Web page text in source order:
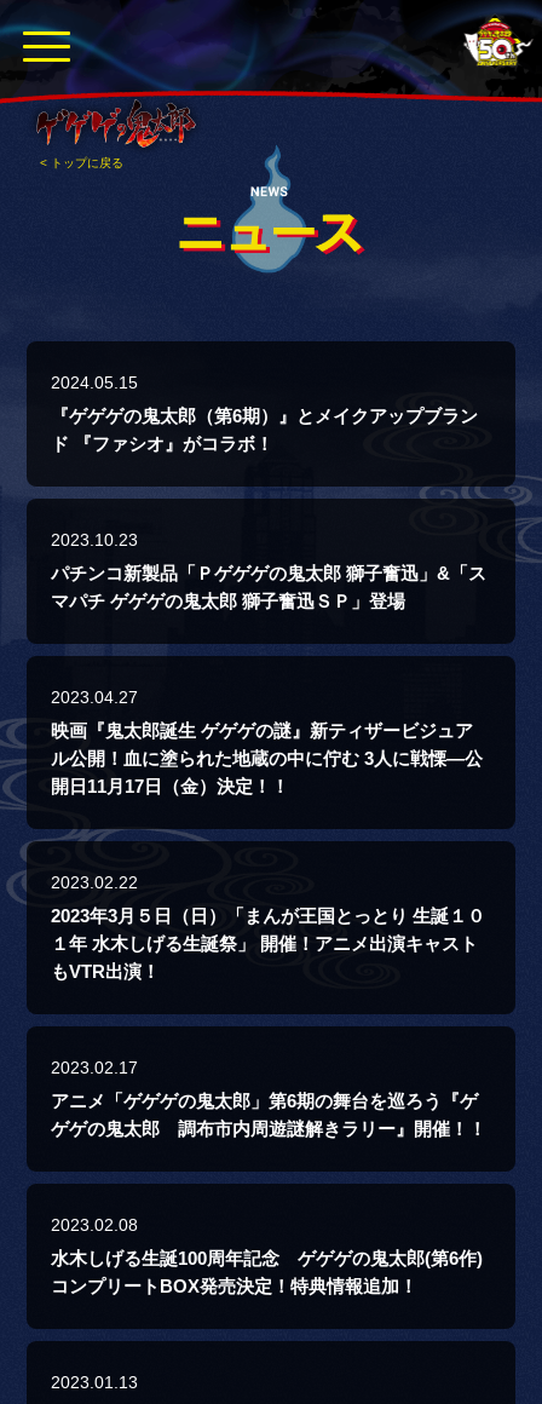
< トップに戻る
2024.05.15
『ゲゲゲの鬼太郎（第6期）』とメイクアップブラン
ド 『ファシオ』がコラボ！
2023.10.23
パチンコ新製品「Ｐゲゲゲの鬼太郎 獅子奮迅」&「ス
マパチ ゲゲゲの鬼太郎 獅子奮迅ＳＰ」登場
2023.04.27
映画『鬼太郎誕生 ゲゲゲの謎』新ティザービジュア
ル公開！血に塗られた地蔵の中に佇む 3人に戦慄―公
開日11月17日（金）決定！！
2023.02.22
2023年3月５日（日）「まんが王国とっとり 生誕１０
１年 水木しげる生誕祭」 開催！アニメ出演キャスト
もVTR出演！
2023.02.17
アニメ「ゲゲゲの鬼太郎」第6期の舞台を巡ろう『ゲ
ゲゲの鬼太郎 調布市内周遊謎解きラリー』開催！！
2023.02.08
水木しげる生誕100周年記念 ゲゲゲの鬼太郎(第6作)
コンプリートBOX発売決定！特典情報追加！
2023.01.13